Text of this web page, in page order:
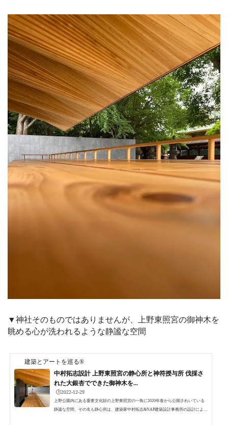
▼神社そのものではありませんが、上野東照宮の御神木を
眺める心が洗われるような静謐な空間
建築とアートを巡る®
中村拓志設計 上野東照宮の静心所と神符授与所 伐採さ
れた大銀杏でできた御神木を...
🕒️2022-12-29
上野公園内にある重要文化財の上野東照宮の一角に2020年春から公開されいている
静謐な空間、その名も静心所は、建築家中村拓志&NAP建築設計事務所の設計による